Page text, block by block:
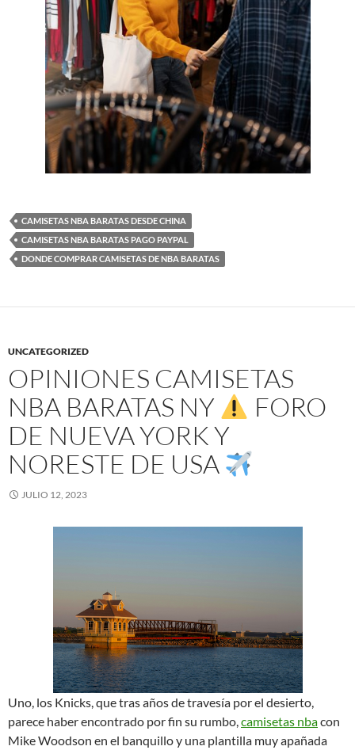
CAMISETAS NBA BARATAS DESDE CHINA
CAMISETAS NBA BARATAS PAGO PAYPAL
DONDE COMPRAR CAMISETAS DE NBA BARATAS
UNCATEGORIZED
OPINIONES CAMISETAS
NBA BARATAS NY
FORO
DE NUEVA YORK Y
NORESTE DE USA
JULIO 12, 2023
Uno, los Knicks, que tras años de travesía por el desierto,
parece haber encontrado por fin su rumbo,camisetas nbacon
Mike Woodson en el banquillo y una plantilla muy apañada